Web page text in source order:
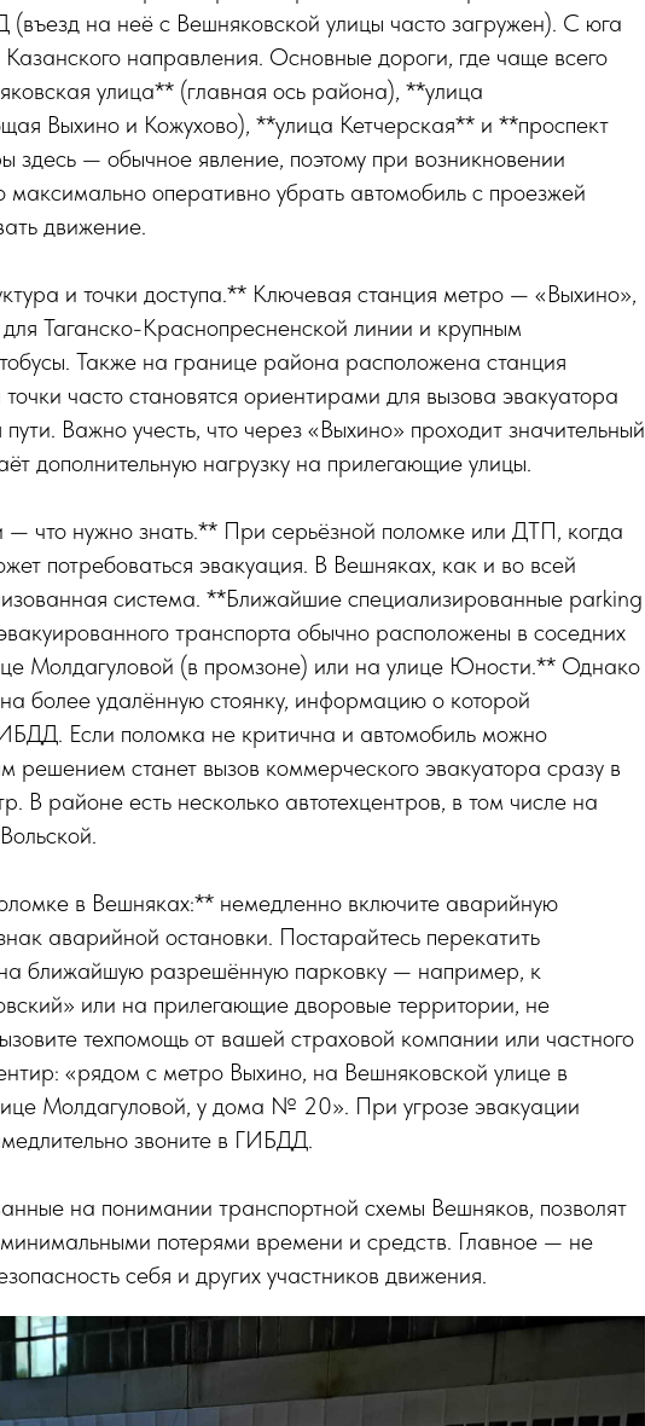
на неё с Вешняковской улицы часто загружен). С юга
направления. Основные дороги, где чаще всего
улица** (главная ось района), **улица
Выхино и Кожухово), **улица Кетчерская** и **проспект
здесь — обычное явление, поэтому при возникновении
максимально оперативно убрать автомобиль с проезжей
движение.
и точки доступа.** Ключевая станция метро — «Выхино»,
для Таганско-Краснопресненской линии и крупным
Также на границе района расположена станция
часто становятся ориентирами для вызова эвакуатора
Важно учесть, что через «Выхино» проходит значительный
дополнительную нагрузку на прилегающие улицы.
— что нужно знать.** При серьёзной поломке или ДТП, когда
потребоваться эвакуация. В Вешняках, как и во всей
система. **Ближайшие специализированные parking
транспорта обычно расположены в соседних
Молдагуловой (в промзоне) или на улице Юности.** Однако
более удалённую стоянку, информацию о которой
Если поломка не критична и автомобиль можно
решением станет вызов коммерческого эвакуатора сразу в
В районе есть несколько автотехцентров, в том числе на
в Вешняках:** немедленно включите аварийную
аварийной остановки. Постарайтесь перекатить
ближайшую разрешённую парковку — например, к
или на прилегающие дворовые территории, не
техпомощь от вашей страховой компании или частного
«рядом с метро Выхино, на Вешняковской улице в
Молдагуловой, у дома № 20». При угрозе эвакуации
звоните в ГИБДД.
на понимании транспортной схемы Вешняков, позволят
потерями времени и средств. Главное — не
себя и других участников движения.